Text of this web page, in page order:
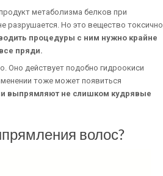
метаболизма белков при
разрушается. Но это вещество токсично,
процедуры с ним нужно крайне
пряди.
Оно действует подобно гидроокиси
тоже может появиться
выпрямляют не слишком кудрявые
волос?